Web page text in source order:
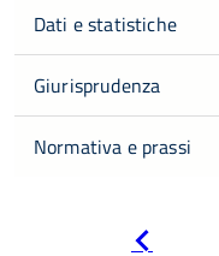
Dati e statistiche
Giurisprudenza
Normativa e prassi